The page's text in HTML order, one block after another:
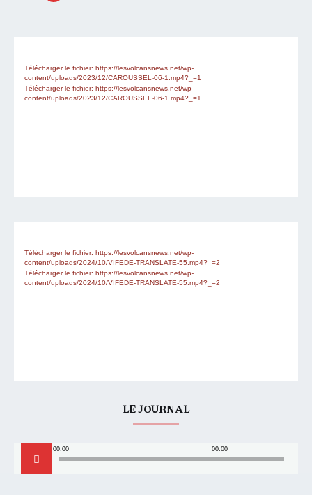
Télécharger le fichier: https://lesvolcansnews.net/wp-
content/uploads/2023/12/CAROUSSEL-06-1.mp4?_=1
Télécharger le fichier: https://lesvolcansnews.net/wp-
content/uploads/2023/12/CAROUSSEL-06-1.mp4?_=1
Télécharger le fichier: https://lesvolcansnews.net/wp-
content/uploads/2024/10/VIFEDE-TRANSLATE-55.mp4?_=2
Télécharger le fichier: https://lesvolcansnews.net/wp-
content/uploads/2024/10/VIFEDE-TRANSLATE-55.mp4?_=2
LE JOURNAL
audio
00:00 00:00